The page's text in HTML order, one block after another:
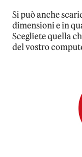
Si può anche
dimensioni e in
Scegliete quella
del vostro